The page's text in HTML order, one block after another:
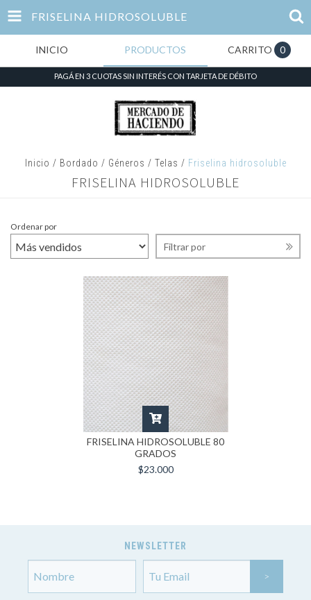
FRISELINA HIDROSOLUBLE
INICIO PRODUCTOS CARRITO 0
PAGÁ EN 3 CUOTAS SIN INTERÉS CON TARJETA DE DÉBITO
Inicio / Bordado / Géneros / Telas / Friselina hidrosoluble
FRISELINA HIDROSOLUBLE
Ordenar por
Filtrar por
FRISELINA HIDROSOLUBLE 80
GRADOS
$23.000
NEWSLETTER